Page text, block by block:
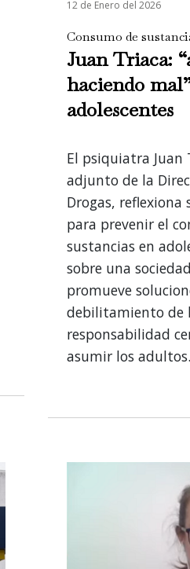
12 de Enero del 2026
Consumo de
Juan Triaca:
haciendo
adolescentes
El psiquiatra
adjunto de la
Drogas, reflexiona
para prevenir el
sustancias en
sobre una
promueve
debilitamiento de
responsabilidad
asumir los adultos.